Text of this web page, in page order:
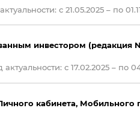
с 21.05.2025 – по
инвестором (редакция
с 17.02.2025 – по
кабинета,